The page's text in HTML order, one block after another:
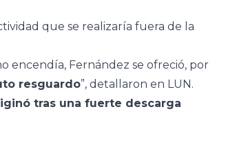
que se realizaría fuera de la
encendía, Fernández se ofreció, por
resguardo”, detallaron en LUN.
tras una fuerte descarga